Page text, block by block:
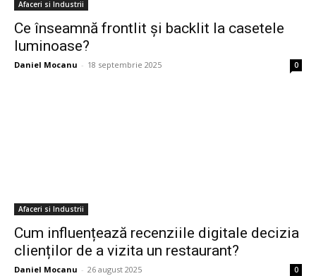
Afaceri si Industrii
Ce înseamnă frontlit și backlit la casetele
luminoase?
Daniel Mocanu - 18 septembrie 2025 0
Afaceri si Industrii
Cum influențează recenziile digitale decizia
clienților de a vizita un restaurant?
Daniel Mocanu - 26 august 2025 0